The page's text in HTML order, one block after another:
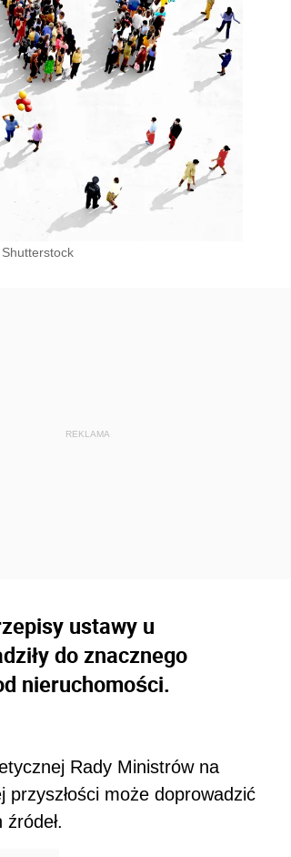
ustawy u
do znacznego
nieruchomości.
Rady Ministrów na
może doprowadzić